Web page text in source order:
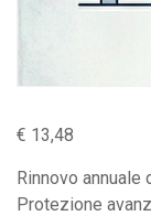
€ 13,48
Rinnovo
Protezione